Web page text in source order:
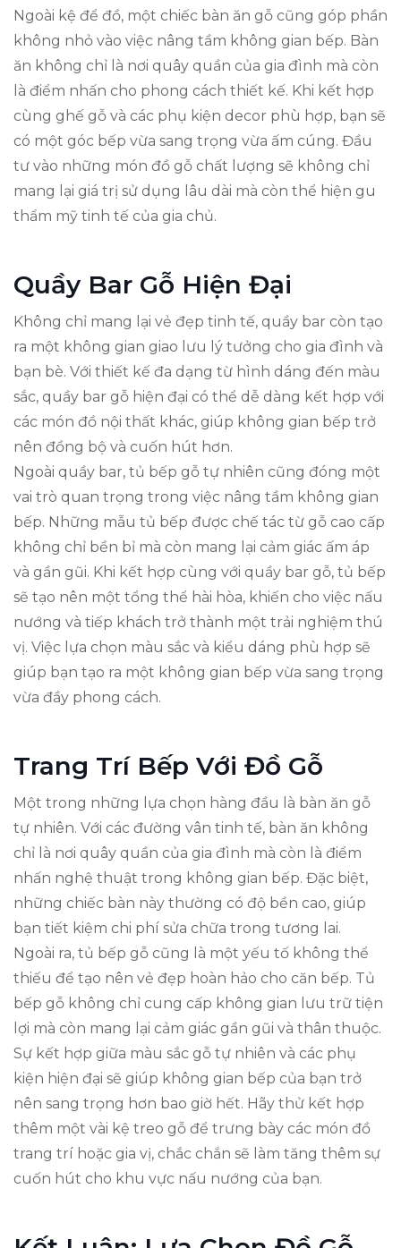
Ngoài kệ để đồ, một chiếc bàn ăn gỗ cũng góp phần
không nhỏ vào việc nâng tầm không gian bếp. Bàn
ăn không chỉ là nơi quây quần của gia đình mà còn
là điểm nhấn cho phong cách thiết kế. Khi kết hợp
cùng ghế gỗ và các phụ kiện decor phù hợp, bạn sẽ
có một góc bếp vừa sang trọng vừa ấm cúng. Đầu
tư vào những món đồ gỗ chất lượng sẽ không chỉ
mang lại giá trị sử dụng lâu dài mà còn thể hiện gu
thẩm mỹ tinh tế của gia chủ.
Quầy Bar Gỗ Hiện Đại
Không chỉ mang lại vẻ đẹp tinh tế, quầy bar còn tạo
ra một không gian giao lưu lý tưởng cho gia đình và
bạn bè. Với thiết kế đa dạng từ hình dáng đến màu
sắc, quầy bar gỗ hiện đại có thể dễ dàng kết hợp với
các món đồ nội thất khác, giúp không gian bếp trở
nên đồng bộ và cuốn hút hơn.
Ngoài quầy bar, tủ bếp gỗ tự nhiên cũng đóng một
vai trò quan trọng trong việc nâng tầm không gian
bếp. Những mẫu tủ bếp được chế tác từ gỗ cao cấp
không chỉ bền bỉ mà còn mang lại cảm giác ấm áp
và gần gũi. Khi kết hợp cùng với quầy bar gỗ, tủ bếp
sẽ tạo nên một tổng thể hài hòa, khiến cho việc nấu
nướng và tiếp khách trở thành một trải nghiệm thú
vị. Việc lựa chọn màu sắc và kiểu dáng phù hợp sẽ
giúp bạn tạo ra một không gian bếp vừa sang trọng
vừa đầy phong cách.
Trang Trí Bếp Với Đồ Gỗ
Một trong những lựa chọn hàng đầu là bàn ăn gỗ
tự nhiên. Với các đường vân tinh tế, bàn ăn không
chỉ là nơi quây quần của gia đình mà còn là điểm
nhấn nghệ thuật trong không gian bếp. Đặc biệt,
những chiếc bàn này thường có độ bền cao, giúp
bạn tiết kiệm chi phí sửa chữa trong tương lai.
Ngoài ra, tủ bếp gỗ cũng là một yếu tố không thể
thiếu để tạo nên vẻ đẹp hoàn hảo cho căn bếp. Tủ
bếp gỗ không chỉ cung cấp không gian lưu trữ tiện
lợi mà còn mang lại cảm giác gần gũi và thân thuộc.
Sự kết hợp giữa màu sắc gỗ tự nhiên và các phụ
kiện hiện đại sẽ giúp không gian bếp của bạn trở
nên sang trọng hơn bao giờ hết. Hãy thử kết hợp
thêm một vài kệ treo gỗ để trưng bày các món đồ
trang trí hoặc gia vị, chắc chắn sẽ làm tăng thêm sự
cuốn hút cho khu vực nấu nướng của bạn.